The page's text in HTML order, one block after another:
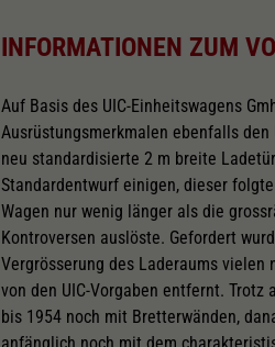
INFORMATIONEN ZUM
Auf Basis des UIC-Einheitswagens
Ausrüstungsmerkmalen ebenfalls
neu standardisierte 2 m breite
Standardentwurf einigen, dieser
Wagen nur wenig länger als die
Kontroversen auslöste. Gefordert
Vergrösserung des Laderaums
von den UIC-Vorgaben entfernt.
bis 1954 noch mit Bretterwänden,
anfänglich noch mit dem